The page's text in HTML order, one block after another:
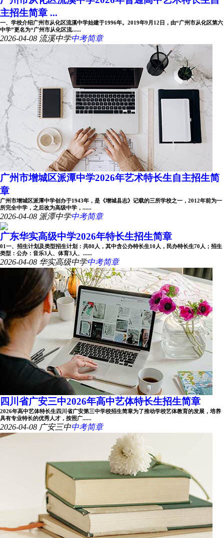
主招生简章 ...
一、学校介绍广州市从化区流溪中学始建于1996年。2019年9月12日，由“广州市从化区第六
中学”更名为“广州市从化区流......
2026-04-08 流溪中学中考简章
广州市增城区派潭中学2026年艺术特长生自主招生简
章
广州市增城区派潭中学创办于1943年，是《增城县志》记载的三所学校之一，2012年前为一
所完全中学，之后改为高级中学，......
2026-04-08 派潭中学中考简章
广东华实高级中学2026年特长生招生简章
01一、招生计划及类型招生计划：共80人，其中含公办特长生10人，民办特长生70人；招生
类型：公办：音乐3人、体育3人、......
2026-04-08 华实高级中学中考简章
四川省广安三中2026年高中艺体特长生招生简章
2026年高中艺体特长生四川省广安第三中学校招生简章为了推动学校艺体教育的发展，培养
具有专业特长的优秀人才，按照广......
2026-04-08 广安三中中考简章